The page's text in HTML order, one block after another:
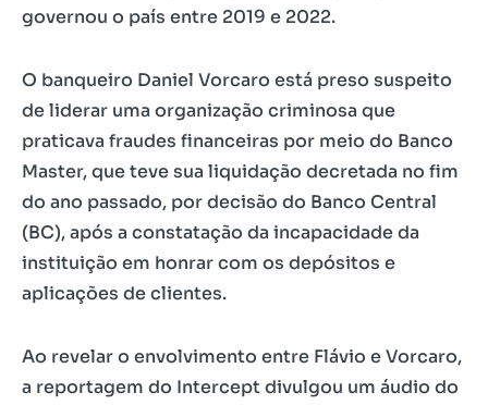
governou o país entre 2019 e 2022.
O banqueiro Daniel Vorcaro está preso suspeito
de liderar uma organização criminosa que
praticava fraudes financeiras por meio do Banco
Master, que teve sua liquidação decretada no fim
do ano passado, por decisão do Banco Central
(BC), após a constatação da incapacidade da
instituição em honrar com os depósitos e
aplicações de clientes.
Ao revelar o envolvimento entre Flávio e Vorcaro,
a reportagem do Intercept divulgou um áudio do